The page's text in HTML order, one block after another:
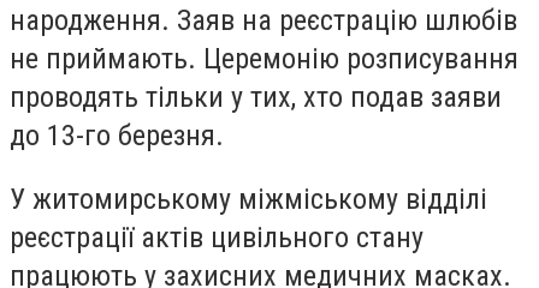
народження. Заяв на реєстрацію шлюбів
не приймають. Церемонію розписування
проводять тільки у тих, хто подав заяви
до 13-го березня.
У житомирському міжміському відділі
реєстрації актів цивільного стану
працюють у захисних медичних масках.